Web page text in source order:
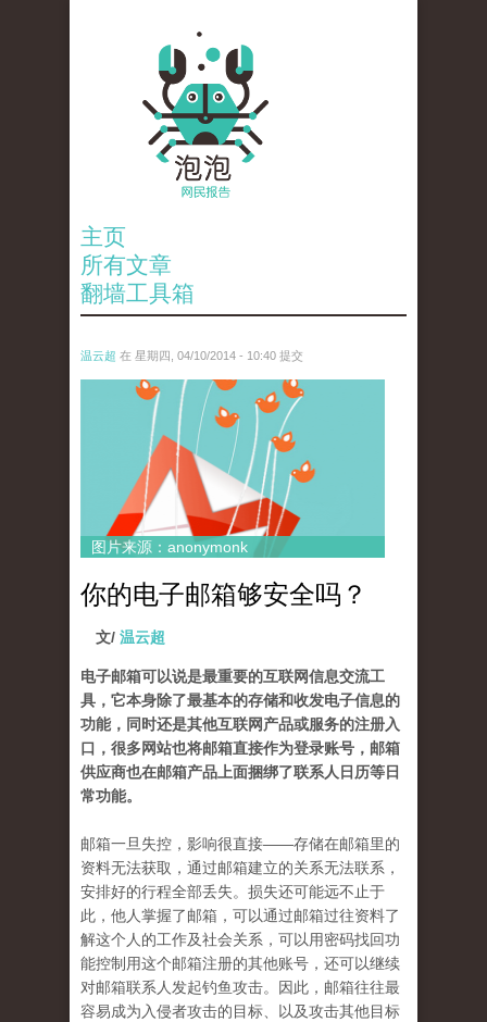
主页
所有文章
翻墙工具箱
温云超 在 星期四, 04/10/2014 - 10:40 提交
2755066176_9323554d9e_o.png
图片来源：anonymonk
你的电子邮箱够安全吗？
文/ 温云超
电子邮箱可以说是最重要的互联网信息交流工
具，它本身除了最基本的存储和收发电子信息的
功能，同时还是其他互联网产品或服务的注册入
口，很多网站也将邮箱直接作为登录账号，邮箱
供应商也在邮箱产品上面捆绑了联系人日历等日
常功能。
邮箱一旦失控，影响很直接——存储在邮箱里的
资料无法获取，通过邮箱建立的关系无法联系，
安排好的行程全部丢失。损失还可能远不止于
此，他人掌握了邮箱，可以通过邮箱过往资料了
解这个人的工作及社会关系，可以用密码找回功
能控制用这个邮箱注册的其他账号，还可以继续
对邮箱联系人发起钓鱼攻击。因此，邮箱往往最
容易成为入侵者攻击的目标、以及攻击其他目标